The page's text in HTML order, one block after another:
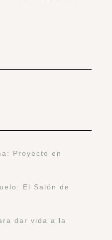
Proyecto en
El Salón de
dar vida a la